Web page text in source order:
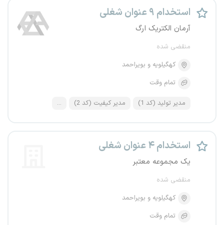
استخدام ۹ عنوان شغلی
آرمان الکتریک ارگ
منقضی شده
کهگیلویه و بویراحمد
تمام وقت
مدیر تولید (کد 1) مدیر کیفیت (کد 2) ...
استخدام ۴ عنوان شغلی
یک مجموعه معتبر
منقضی شده
کهگیلویه و بویراحمد
تمام وقت